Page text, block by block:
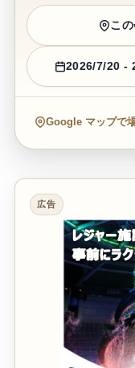
こ
2026/7/20 -
Google マップで
広告